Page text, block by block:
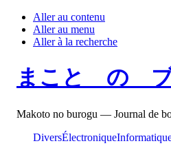
Aller au contenu
Aller au menu
Aller à la recherche
まこと の
Makoto no burogu — Journal de
DiversÉlectronique